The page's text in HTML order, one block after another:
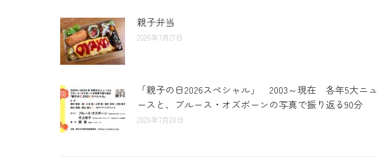
親子弁当
2026年7月27日
「親子の日2026スペシャル」 2003～現在 各年5大ニュ
ースと、ブルース・オズボーンの写真で振り返る90分
2026年7月24日